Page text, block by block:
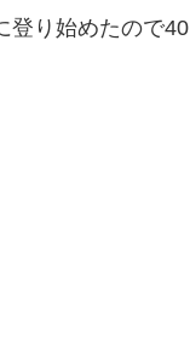
登り始めたので40